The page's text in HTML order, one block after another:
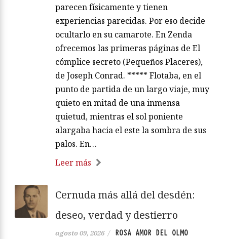
parecen físicamente y tienen
experiencias parecidas. Por eso decide
ocultarlo en su camarote. En Zenda
ofrecemos las primeras páginas de El
cómplice secreto (Pequeños Placeres),
de Joseph Conrad. ***** Flotaba, en el
punto de partida de un largo viaje, muy
quieto en mitad de una inmensa
quietud, mientras el sol poniente
alargaba hacia el este la sombra de sus
palos. En…
Leer más
Cernuda más allá del desdén:
deseo, verdad y destierro
agosto 09, 2026 / ROSA AMOR DEL OLMO